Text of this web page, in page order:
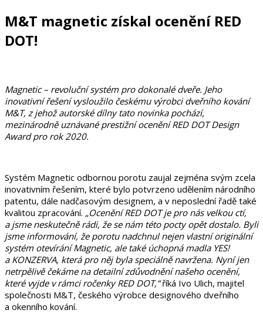
M&T magnetic získal ocenění RED
DOT!
Magnetic – revoluční systém pro dokonalé dveře. Jeho
inovativní řešení vysloužilo českému výrobci dveřního kování
M&T, z jehož autorské dílny tato novinka pochází,
mezinárodně uznávané prestižní ocenění RED DOT Design
Award pro rok 2020.
Systém Magnetic odbornou porotu zaujal zejména svým zcela
inovativním řešením, které bylo potvrzeno udělením národního
patentu, dále nadčasovým designem, a v neposlední řadě také
kvalitou zpracování. „Ocenění RED DOT je pro nás velkou ctí,
a jsme neskutečně rádi, že se nám této pocty opět dostalo. Byli
jsme informování, že porotu nadchnul nejen vlastní originální
systém otevírání Magnetic, ale také úchopná madla YES!
a KONZERVA, která pro něj byla speciálně navržena. Nyní jen
netrpělivě čekáme na detailní zdůvodnění našeho ocenění,
které vyjde v rámci ročenky RED DOT,“říká Ivo Ulich, majitel
společnosti M&T, českého výrobce designového dveřního
a okenního kování.